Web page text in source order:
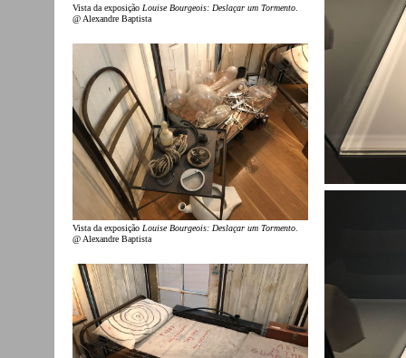
Vista da exposição Louise Bourgeois: Deslaçar um Tormento
@ Alexandre Baptista
Vista da exposição Louise Bourgeois: Deslaçar um Tormento
@ Alexandre Baptista